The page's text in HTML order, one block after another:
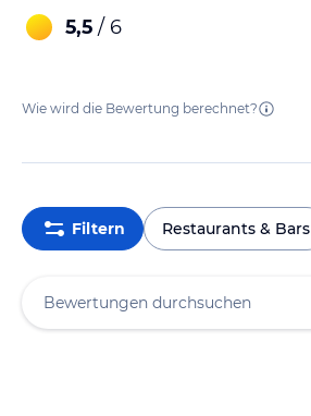
5,5 / 6
Wie wird die Bewertung berechnet?
Filtern Restaurants & Bars